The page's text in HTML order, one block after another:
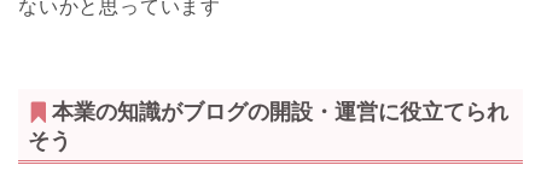
ないかと思っています
本業の知識がブログの開設・運営に役立てられ
そう